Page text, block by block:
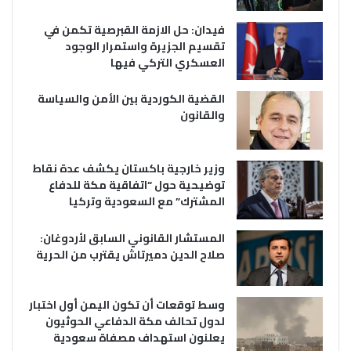
فيدان: حل الازمة القبرصية تكمن في
تقسيم الجزيرة واستمرار الوجود
العسكري التركي فيها
القضية الكوردية بين الأمن والسياسة
والقانون
وزير خارجية باكستان يكشف عدة نقاط
توضيحية حول “اتفاقية مكة للدفاع
المشترك” مع السعودية وتركيا
المستشار القانوني السابق لأردوغان:
صلاح الدين دميرتاش يقترب من الحرية
وسط توقعات أن تكون اليمن أول اختبار
لدول تحالف مكة الدفاعي الحوثيون
يعلنون استهداف مصفاة سعودية